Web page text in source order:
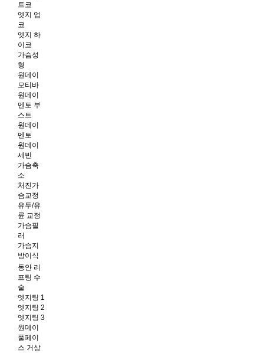
트코
엣지 업
코
엣지 하
이코
가슴성
형
원데이
모티바
원데이
멘토 부
스트
원데이
멘토
원데이
세빈
가슴축
소
처진가
슴교정
유두/유
륜 교정
가슴필
러
가슴지
방이식
동안 리
프팅 수
술
엣지팅 1
엣지팅 2
엣지팅 3
원데이
풀페이
스 거상